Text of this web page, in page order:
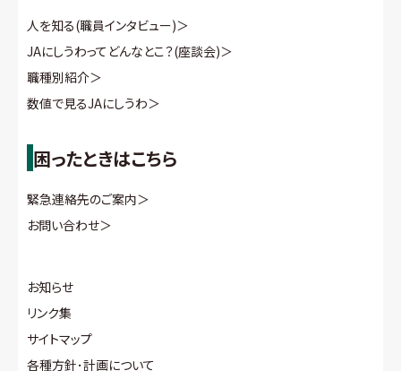
人を知る(職員インタビュー)＞
JAにしうわってどんなとこ？(座談会)＞
職種別紹介＞
数値で見るJAにしうわ＞
困ったときはこちら
緊急連絡先のご案内＞
お問い合わせ＞
お知らせ
リンク集
サイトマップ
各種方針･計画について